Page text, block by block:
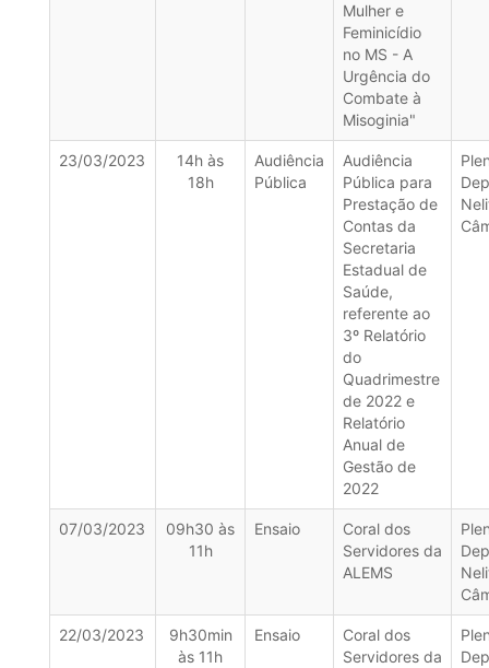
Mulher e
Feminicídio
no MS - A
Urgência do
Combate à
Misoginia"
23/03/2023
14h às
18h
Audiência
Pública
Audiência
Pública para
Prestação de
Contas da
Secretaria
Estadual de
Saúde,
referente ao
3º Relatório
do
Quadrimestre
de 2022 e
Relatório
Anual de
Gestão de
2022
07/03/2023
09h30 às
11h
Ensaio
Coral dos
Servidores da
ALEMS
22/03/2023
9h30min
às 11h
Ensaio
Coral dos
Servidores da